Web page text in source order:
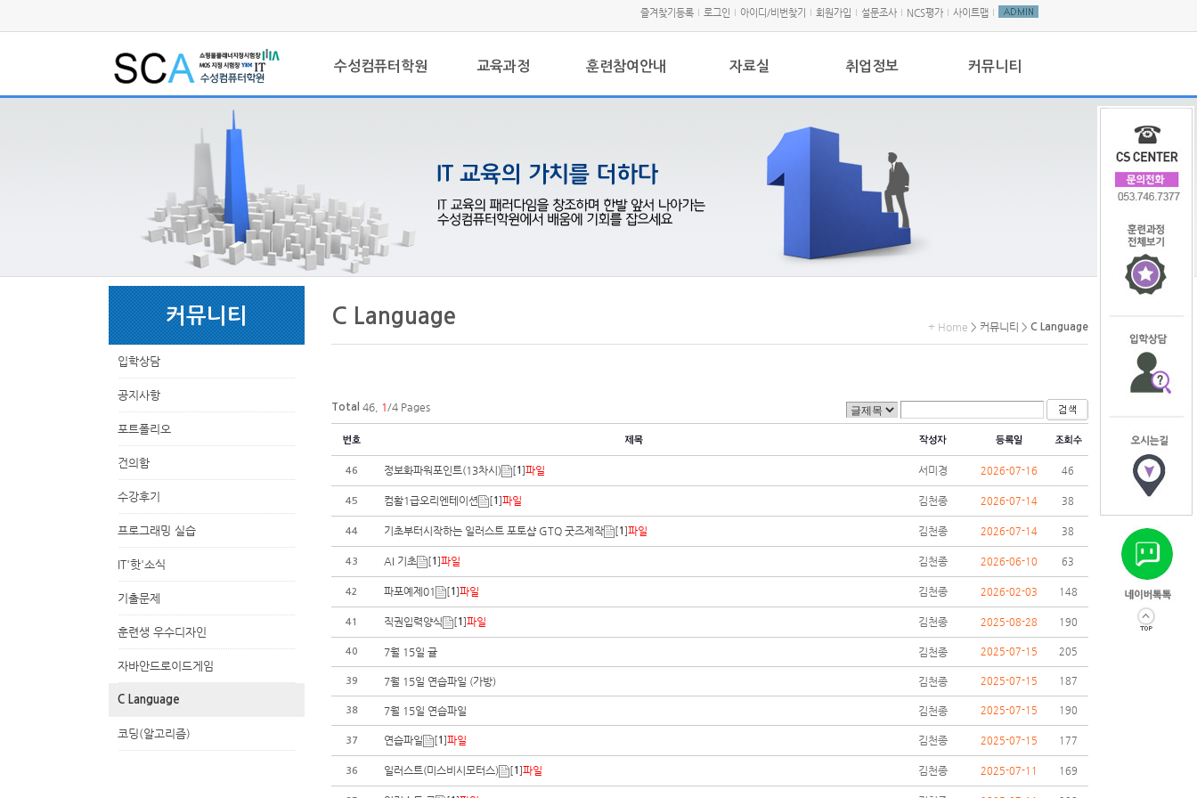
즐겨찾기등록 로그인 아이디/비번찾기 회원가입 설문조사 NCS평가 사이트맵
수성컴퓨터학원 교육과정 훈련참여안내 자료실 취업정보 커뮤니티
하
위
메
뉴
커뮤니티
입학상담
공지사항
포트폴리오
건의함
수강후기
프로그래밍 실습
IT'핫'소식
기출문제
훈련생 우수디자인
자바안드로이드게임
C Language
코딩(알고리즘)
링
크
본
문
C Language + Home > 커뮤니티 > C Language
Total 46, 1/4 Pages
46 정보화파워포인트(13차시) [1 ]파일 서미경 2026-07-16 46
45 컴활1급오리엔테이션 [1 ]파일 김천종 2026-07-14 38
44 기초부터시작하는 일러스트 포토샵 GTQ 굿즈제작 [1 ]파일 김천종 2026-07-14 38
43 AI 기초 [1 ]파일 김천종 2026-06-10 63
42 파포예제01 [1 ]파일 김천종 2026-02-03 148
41 직권입력양식 [1 ]파일 김천종 2025-08-28 190
40 7월 15일 귤 김천종 2025-07-15 205
39 7월 15일 연습파일 (가방) 김천종 2025-07-15 187
38 7월 15일 연습파일 김천종 2025-07-15 190
37 연습파일 [1 ]파일 김천종 2025-07-15 177
36 일러스트(미스비시모터스) [1 ]파일 김천종 2025-07-11 169